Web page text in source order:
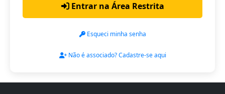
Entrar na Área Restrita
Esqueci minha senha
Não é associado? Cadastre-se aqui